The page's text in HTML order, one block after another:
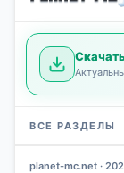
ВСЕ РАЗДЕЛЫ
planet-mc.net ·